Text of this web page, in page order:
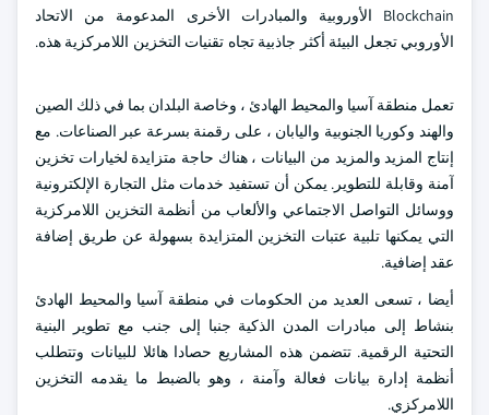
Blockchain الأوروبية والمبادرات الأخرى المدعومة من الاتحاد
الأوروبي تجعل البيئة أكثر جاذبية تجاه تقنيات التخزين اللامركزية هذه.
تعمل منطقة آسيا والمحيط الهادئ ، وخاصة البلدان بما في ذلك الصين
والهند وكوريا الجنوبية واليابان ، على رقمنة بسرعة عبر الصناعات. مع
إنتاج المزيد والمزيد من البيانات ، هناك حاجة متزايدة لخيارات تخزين
آمنة وقابلة للتطوير. يمكن أن تستفيد خدمات مثل التجارة الإلكترونية
ووسائل التواصل الاجتماعي والألعاب من أنظمة التخزين اللامركزية
التي يمكنها تلبية عتبات التخزين المتزايدة بسهولة عن طريق إضافة
عقد إضافية.
أيضا ، تسعى العديد من الحكومات في منطقة آسيا والمحيط الهادئ
بنشاط إلى مبادرات المدن الذكية جنبا إلى جنب مع تطوير البنية
التحتية الرقمية. تتضمن هذه المشاريع حصادا هائلا للبيانات وتتطلب
أنظمة إدارة بيانات فعالة وآمنة ، وهو بالضبط ما يقدمه التخزين
اللامركزي.